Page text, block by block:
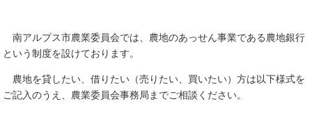
南アルプス市農業委員会では、農地のあっせん事業である農地銀行
という制度を設けております。
農地を貸したい、借りたい（売りたい、買いたい）方は以下様式を
ご記入のうえ、農業委員会事務局までご相談ください。